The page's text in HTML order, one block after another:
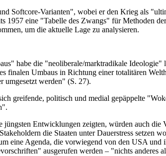
Softcore-Varianten", wobei er den Krieg als
1957 eine "Tabelle des Zwangs" für Methoden
um die aktuelle Lage zu analysieren.
habe die "neoliberale/marktradikale
finalen Umbaus in Richtung einer totalitären
umgesetzt werden" (S. 27).
greifende, politisch und medial gepäppelte
Entwicklungen zeigten, würden auch die
die Staaten unter Dauerstress setzen
eine Agenda, die vorwiegend von den USA und
ausgerufen werden – "nichts anderes